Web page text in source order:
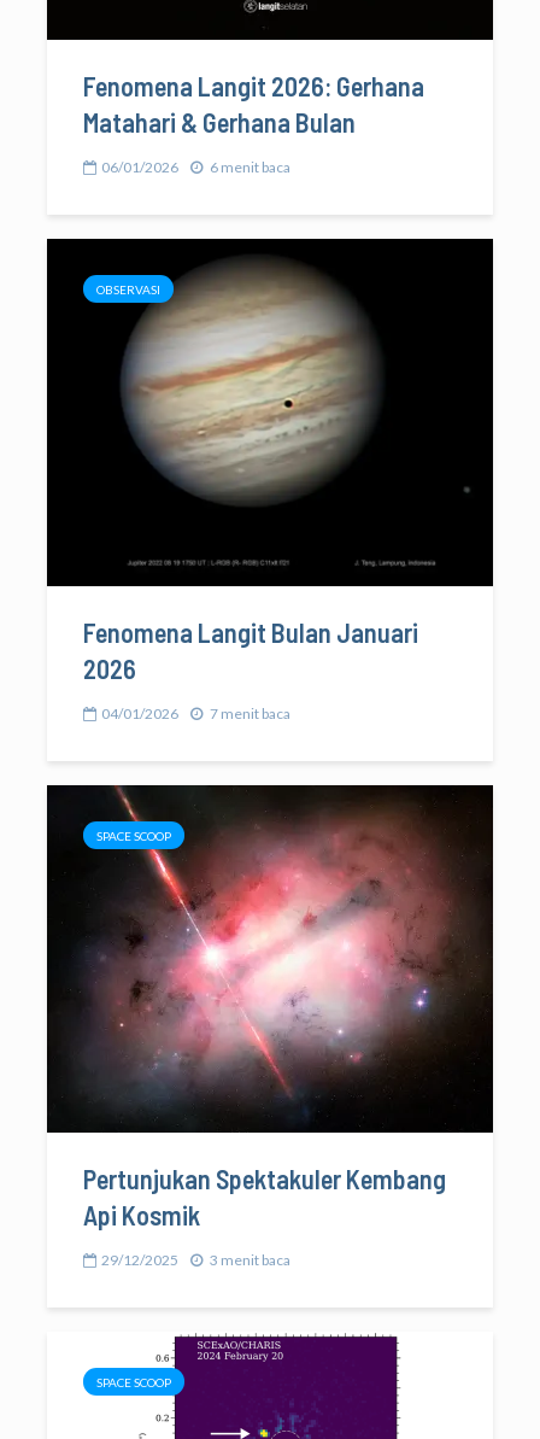
Fenomena Langit 2026: Gerhana
Matahari & Gerhana Bulan
06/01/2026 6 menit baca
OBSERVASI
Fenomena Langit Bulan Januari
2026
04/01/2026 7 menit baca
SPACE SCOOP
Pertunjukan Spektakuler Kembang
Api Kosmik
29/12/2025 3 menit baca
SPACE SCOOP